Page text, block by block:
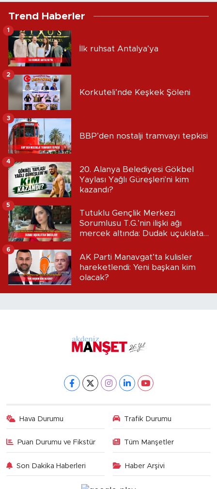
Trend Haberler
İlk ruhsat Antalya’ya
1
Korkuteli’nde Keşkek Şöleni
2
BBP’den nostalji tramvayı tepkisi
3
20. Alanya Belediyesi Gökbel
Yaylası Yağlı Güreşleri'ni kim
kazandı?
4
Tutuklu Gençlik Merkezi
Sorumlusu T.G.’nin ilişki ağı
mercek altında: Dudak uçuklatan
5
AK Parti Manavgat’ta kulisler
hareketlendi: Yeni başkan kim
olacak?
6
Hava Durumu Trafik Durumu
Puan Durumu ve Fikstür Tüm Manşetler
Son Dakika Haberleri Haber Arşivi